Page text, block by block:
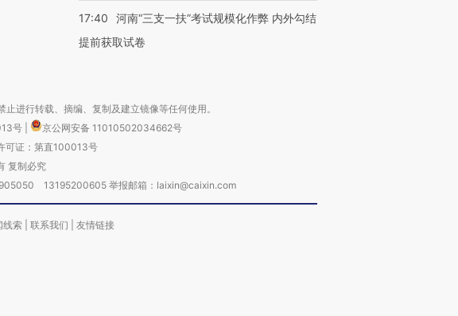
17:40
河南“三支一扶”考试规模化作弊 内外勾结
提前获取试卷
进行转载、摘编、复制及建立镜像等任何使用。
号
京公网安备 11010502034662号
可证：第直100013号
复制必究
13195200605 举报邮箱：laixin@caixin.com
线索 联系我们 友情链接